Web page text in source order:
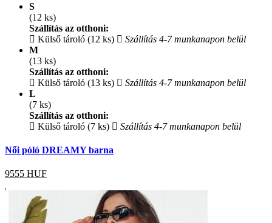
S
(12 ks)
Szállítás az otthoni:
Külső tároló (12 ks)
Szállítás 4-7 munkanapon belül
M
(13 ks)
Szállítás az otthoni:
Külső tároló (13 ks)
Szállítás 4-7 munkanapon belül
L
(7 ks)
Szállítás az otthoni:
Külső tároló (7 ks)
Szállítás 4-7 munkanapon belül
Női póló DREAMY barna
9555 HUF